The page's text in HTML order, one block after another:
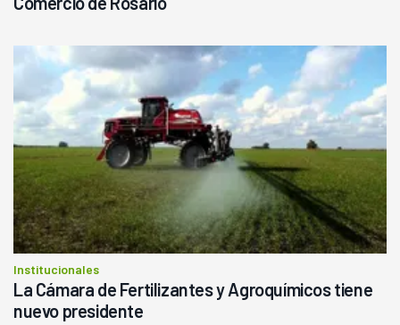
Institucionales
La Cámara de Fertilizantes y Agroquímicos tiene
nuevo presidente